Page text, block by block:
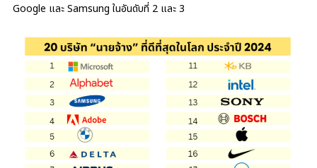
Google และ Samsung​ ในอันดับที่ 2 และ 3